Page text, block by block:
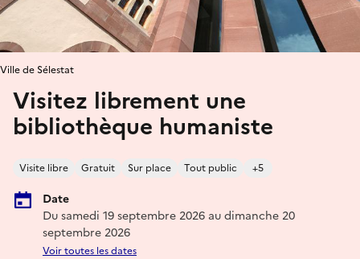
Visitez librement une
bibliothèque humaniste
Visite libre Gratuit Sur place Tout public +5
Date
Du samedi 19 septembre 2026 au dimanche 20
septembre 2026
Voir toutes les dates
Ville de Sélestat